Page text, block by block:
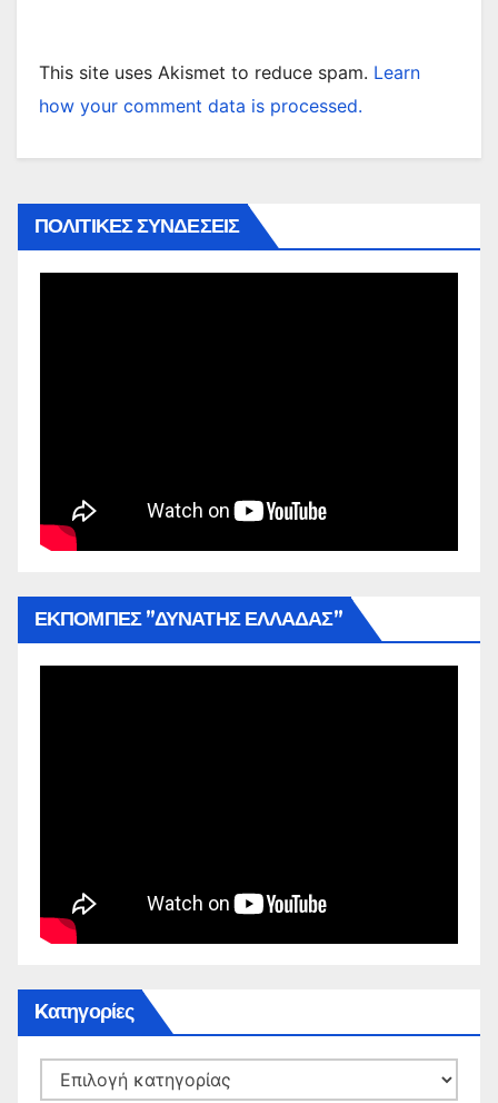
This site uses Akismet to reduce spam. Learn
how your comment data is processed.
ΠΟΛΙΤΙΚΕΣ ΣΥΝΔΕΣΕΙΣ
ΕΚΠΟΜΠΕΣ ”ΔΥΝΑΤΗΣ ΕΛΛΑΔΑΣ”
Kατηγορίες
Kατηγορίες